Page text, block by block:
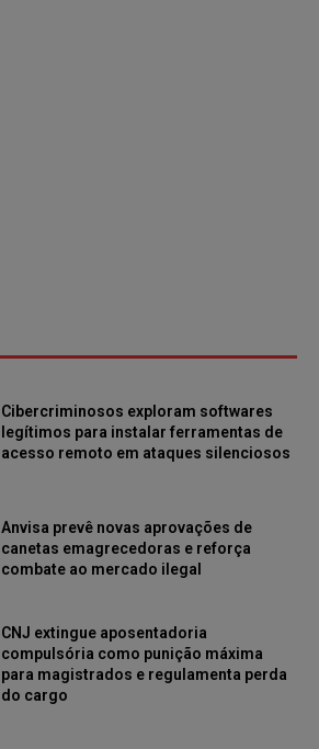
Cibercriminosos exploram softwares
legítimos para instalar ferramentas de
acesso remoto em ataques silenciosos
Anvisa prevê novas aprovações de
canetas emagrecedoras e reforça
combate ao mercado ilegal
CNJ extingue aposentadoria
compulsória como punição máxima
para magistrados e regulamenta perda
do cargo